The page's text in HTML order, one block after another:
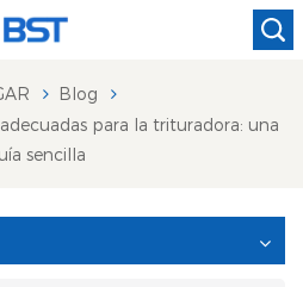
Blog
para la trituradora: una
sencilla